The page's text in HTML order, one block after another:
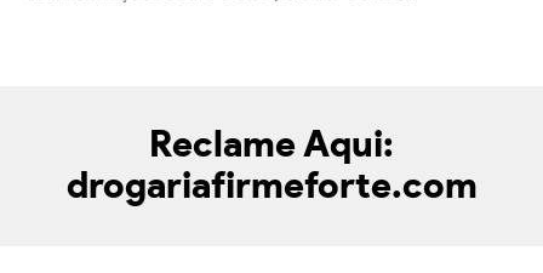
Reclame Aqui:
drogariafirmeforte.com